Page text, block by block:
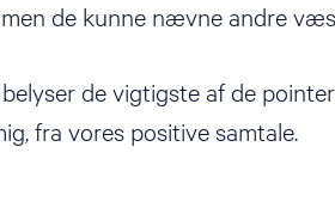
de kunne nævne andre
de vigtigste af de
fra vores positive samtale.